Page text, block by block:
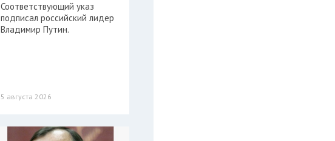
Соответствующий указ
подписал российский лидер
Владимир Путин.
5 августа 2026